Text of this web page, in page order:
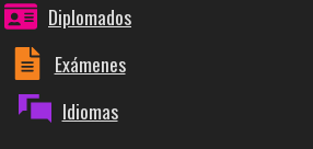
Diplomados
Exámenes
Idiomas